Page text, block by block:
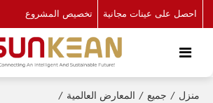
احصل على عينات مجانية تخصيص المشروع
منزل / جميع / المعارض العالمية /